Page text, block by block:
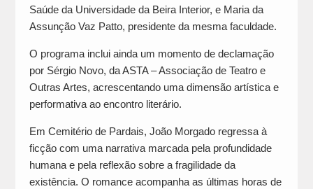
Saúde da Universidade da Beira Interior, e Maria da
Assunção Vaz Patto, presidente da mesma faculdade.
O programa inclui ainda um momento de declamação
por Sérgio Novo, da ASTA – Associação de Teatro e
Outras Artes, acrescentando uma dimensão artística e
performativa ao encontro literário.
Em Cemitério de Pardais, João Morgado regressa à
ficção com uma narrativa marcada pela profundidade
humana e pela reflexão sobre a fragilidade da
existência. O romance acompanha as últimas horas de